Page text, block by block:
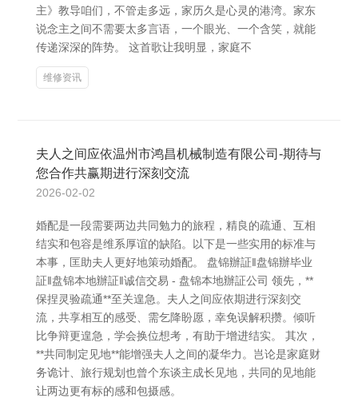
主》教导咱们，不管走多远，家历久是心灵的港湾。家东
说念主之间不需要太多言语，一个眼光、一个含笑，就能
传递深深的阵势。 这首歌让我明显，家庭不
维修资讯
夫人之间应依温州市鸿昌机械制造有限公司-期待与
您合作共赢期进行深刻交流
2026-02-02
婚配是一段需要两边共同勉力的旅程，精良的疏通、互相
结实和包容是维系厚谊的缺陷。以下是一些实用的标准与
本事，匡助夫人更好地策动婚配。 盘锦辦証‖盘锦辦毕业
証‖盘锦本地辦証‖诚信交易 - 盘锦本地辦証公司 领先，**
保捏灵验疏通**至关遑急。夫人之间应依期进行深刻交
流，共享相互的感受、需乞降盼愿，幸免误解积攒。倾听
比争辩更遑急，学会换位想考，有助于增进结实。 其次，
**共同制定见地**能增强夫人之间的凝华力。岂论是家庭财
务诡计、旅行规划也曾个东谈主成长见地，共同的见地能
让两边更有标的感和包摄感。